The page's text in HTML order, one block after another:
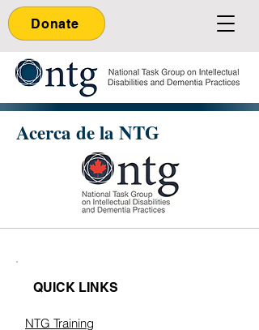
Donate
Acerca de la NTG
QUICK LINKS
NTG Training